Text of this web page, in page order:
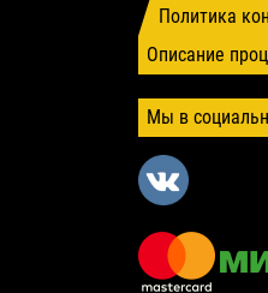
Политика
Описание
Мы в